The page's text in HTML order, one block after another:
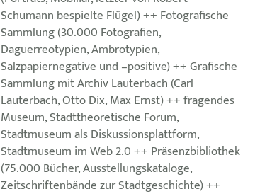
Schumann bespielte Flügel) ++ Fotografische
Sammlung (30.000 Fotografien,
Daguerreotypien, Ambrotypien,
Salzpapiernegative und –positive) ++ Grafische
Sammlung mit Archiv Lauterbach (Carl
Lauterbach, Otto Dix, Max Ernst) ++ fragendes
Museum, Stadttheoretische Forum,
Stadtmuseum als Diskussionsplattform,
Stadtmuseum im Web 2.0 ++ Präsenzbibliothek
(75.000 Bücher, Ausstellungskataloge,
Zeitschriftenbände zur Stadtgeschichte) ++